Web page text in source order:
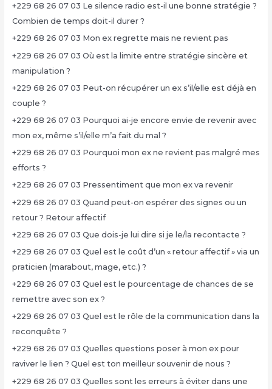
+229 68 26 07 03 Le silence radio est-il une bonne stratégie ?
Combien de temps doit-il durer ?
+229 68 26 07 03 Mon ex regrette mais ne revient pas
+229 68 26 07 03 Où est la limite entre stratégie sincère et
manipulation ?
+229 68 26 07 03 Peut-on récupérer un ex s’il/elle est déjà en
couple ?
+229 68 26 07 03 Pourquoi ai-je encore envie de revenir avec
mon ex, même s’il/elle m’a fait du mal ?
+229 68 26 07 03 Pourquoi mon ex ne revient pas malgré mes
efforts ?
+229 68 26 07 03 Pressentiment que mon ex va revenir
+229 68 26 07 03 Quand peut-on espérer des signes ou un
retour ? Retour affectif
+229 68 26 07 03 Que dois-je lui dire si je le/la recontacte ?
+229 68 26 07 03 Quel est le coût d’un « retour affectif » via un
praticien (marabout, mage, etc.) ?
+229 68 26 07 03 Quel est le pourcentage de chances de se
remettre avec son ex ?
+229 68 26 07 03 Quel est le rôle de la communication dans la
reconquête ?
+229 68 26 07 03 Quelles questions poser à mon ex pour
raviver le lien ? Quel est ton meilleur souvenir de nous ?
+229 68 26 07 03 Quelles sont les erreurs à éviter dans une